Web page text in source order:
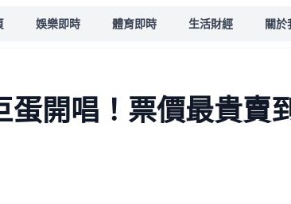
娛樂即時 體育即時 生活財經 關於
蛋開唱！票價最貴